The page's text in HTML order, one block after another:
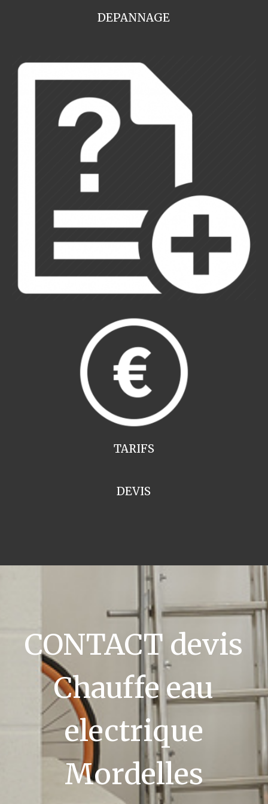
DEPANNAGE
TARIFS
DEVIS
CONTACT devis
Chauffe eau
electrique
Mordelles